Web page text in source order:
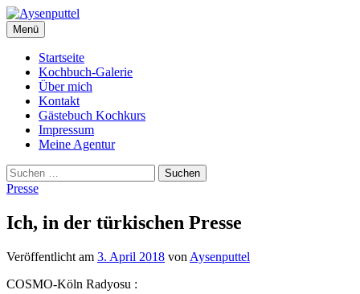
Springe
zum
Inhalt
Menü
Startseite
Kochbuch-Galerie
Über mich
Kontakt
Gästebuch Kochkurs
Impressum
Meine Agentur
Suchen
nach:
Presse
Ich, in der türkischen Presse
Veröffentlicht am 3. April 2018 von Aysenputtel
COSMO-Köln Radyosu :